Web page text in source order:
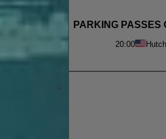
PARKING
20:00